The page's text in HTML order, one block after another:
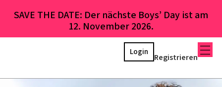
SAVE THE DATE: Der nächste Boys’ Day ist am
12. November 2026.
Registrieren
Login